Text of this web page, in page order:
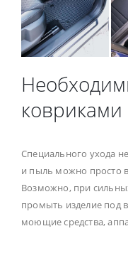
ковриками
Специального ухода
и пыль можно просто
Возможно, при
промыть изделие
моющие средства,